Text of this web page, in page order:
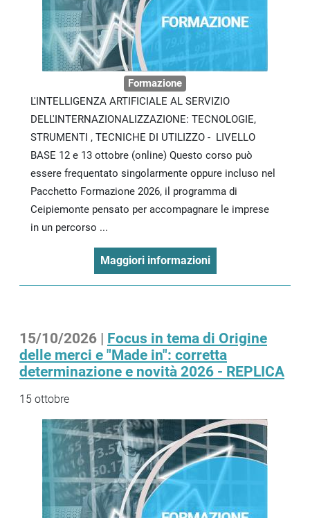
Formazione
L'INTELLIGENZA ARTIFICIALE AL SERVIZIO
DELL'INTERNAZIONALIZZAZIONE: TECNOLOGIE,
STRUMENTI , TECNICHE DI UTILIZZO - LIVELLO
BASE 12 e 13 ottobre (online) Questo corso può
essere frequentato singolarmente oppure incluso nel
Pacchetto Formazione 2026, il programma di
Ceipiemonte pensato per accompagnare le imprese
in un percorso ...
Maggiori informazioni
15/10/2026 | Focus in tema di Origine
delle merci e "Made in": corretta
determinazione e novità 2026 - REPLICA
15 ottobre